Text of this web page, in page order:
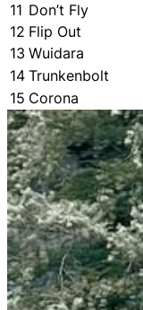
11 Don’t Fly
12 Flip Out
13 Wuidara
14 Trunkenbolt
15 Corona